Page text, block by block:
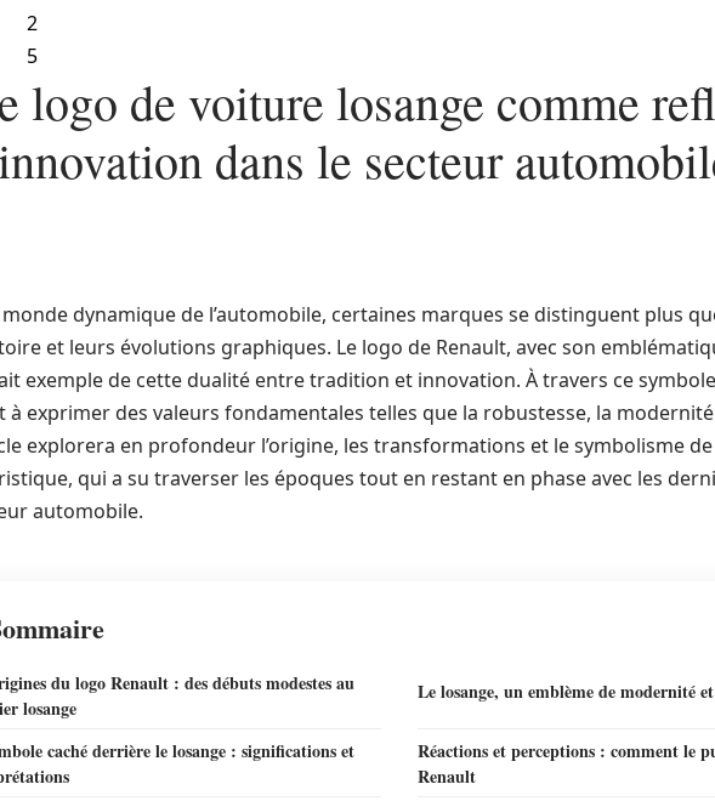
2
5
logo de voiture losange comme
dans le secteur
dynamique de l’automobile, certaines marques se distinguent plus
et leurs évolutions graphiques. Le logo de Renault, avec son
exemple de cette dualité entre tradition et innovation. À travers ce
à exprimer des valeurs fondamentales telles que la robustesse, la
explorera en profondeur l’origine, les transformations et le symbolisme
qui a su traverser les époques tout en restant en phase avec les
automobile.
du logo Renault : des débuts modestes au
losange
Le losange, un emblème de modernité
caché derrière le losange : significations et
Réactions et perceptions : comment le
Renault